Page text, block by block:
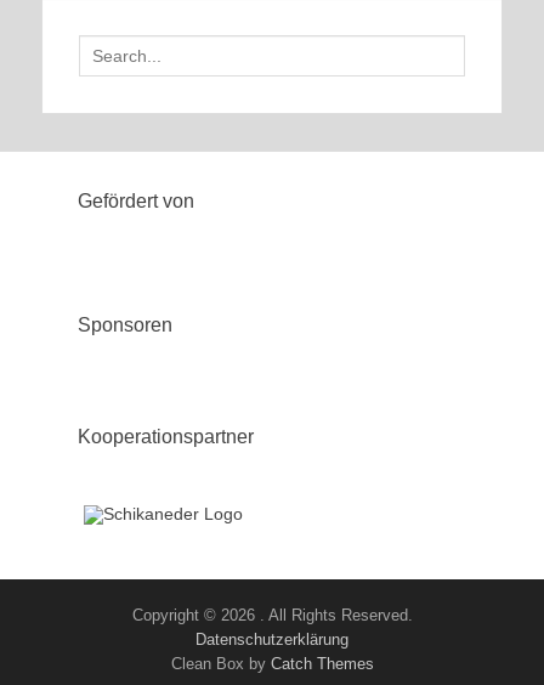
Search
for:
Gefördert von
Sponsoren
Kooperationspartner
Copyright © 2026 . All Rights Reserved.
Datenschutzerklärung
Clean Box by Catch Themes